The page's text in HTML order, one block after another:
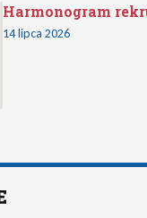
Harmonogram
14 lipca 2026